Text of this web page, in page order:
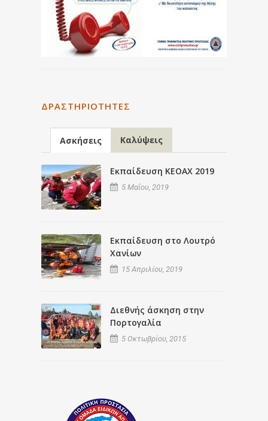
ΔΡΑΣΤΗΡΙΌΤΗΤΕΣ
Ασκήσεις Καλύψεις
Εκπαίδευση ΚΕΟΑΧ 2019
5 Μαΐου, 2019
Εκπαίδευση στο Λουτρό
Χανίων
15 Απριλίου, 2019
Διεθνής άσκηση στην
Πορτογαλία
5 Οκτωβρίου, 2015